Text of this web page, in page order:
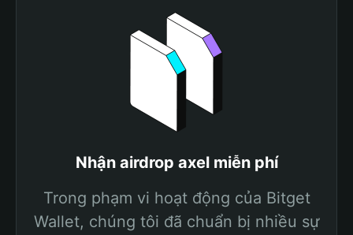
Nhận airdrop axel miễn phí
Trong phạm vi hoạt động của Bitget
Wallet, chúng tôi đã chuẩn bị nhiều sự